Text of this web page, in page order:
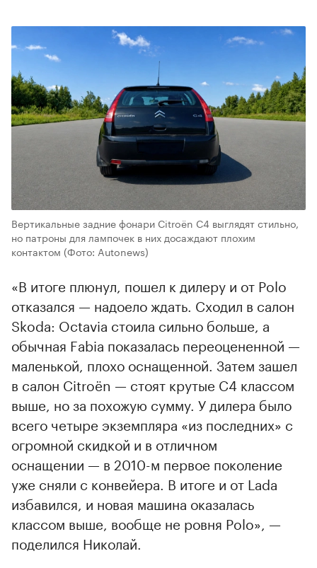
Вертикальные задние фонари Citroёn C4 выглядят стильно,
но патроны для лампочек в них досаждают плохим
контактом (Фото: Autonews)
«В итоге плюнул, пошел к дилеру и от Polo
отказался — надоело ждать. Сходил в салон
Skoda: Octavia стоила сильно больше, а
обычная Fabia показалась переоцененной —
маленькой, плохо оснащенной. Затем зашел
в салон Citroёn — стоят крутые С4 классом
выше, но за похожую сумму. У дилера было
всего четыре экземпляра «из последних» с
огромной скидкой и в отличном
оснащении — в 2010-м первое поколение
уже сняли с конвейера. В итоге и от Lada
избавился, и новая машина оказалась
классом выше, вообще не ровня Polo», —
поделился Николай.